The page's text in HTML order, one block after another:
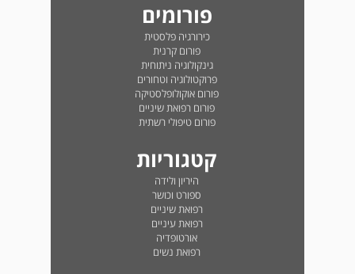
פורומים
כירורגיה פלסטית
פורום קרנית
גינקולוגיה ניתוחית
פרוקטולוגיה וטחורים
פורום אוקולופלסטיקה
פורום רפואת שיניים
פורום טיפולי רשתית
קטגוריות
היריון ולידה
ספורט וכושר
רפואת שיניים
רפואת עיניים
אורטופדיה
רפואת נשים